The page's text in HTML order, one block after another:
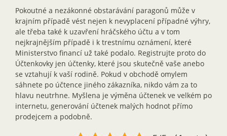
Pokoutné a nezákonné obstarávání paragonů může v
krajním případě vést nejen k nevyplacení případné výhry,
ale třeba také k uzavření hráčského účtu a v tom
nejkrajnějším případě i k trestnímu oznámení, které
Ministerstvo financí už také podalo. Registrujte proto do
Účtenkovky jen účtenky, které jsou skutečně vaše anebo
se vztahují k vaší rodině. Pokud v obchodě omylem
sáhnete po účtence jiného zákazníka, nikdo vám za to
hlavu neutrhne. Myšlena je výměna účtenek ve velkém po
internetu, generování účtenek malých hodnot přímo
prodejcem a podobně.